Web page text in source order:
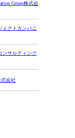
Group株式会
ェクトカンパニ
ンサルティング
式会社